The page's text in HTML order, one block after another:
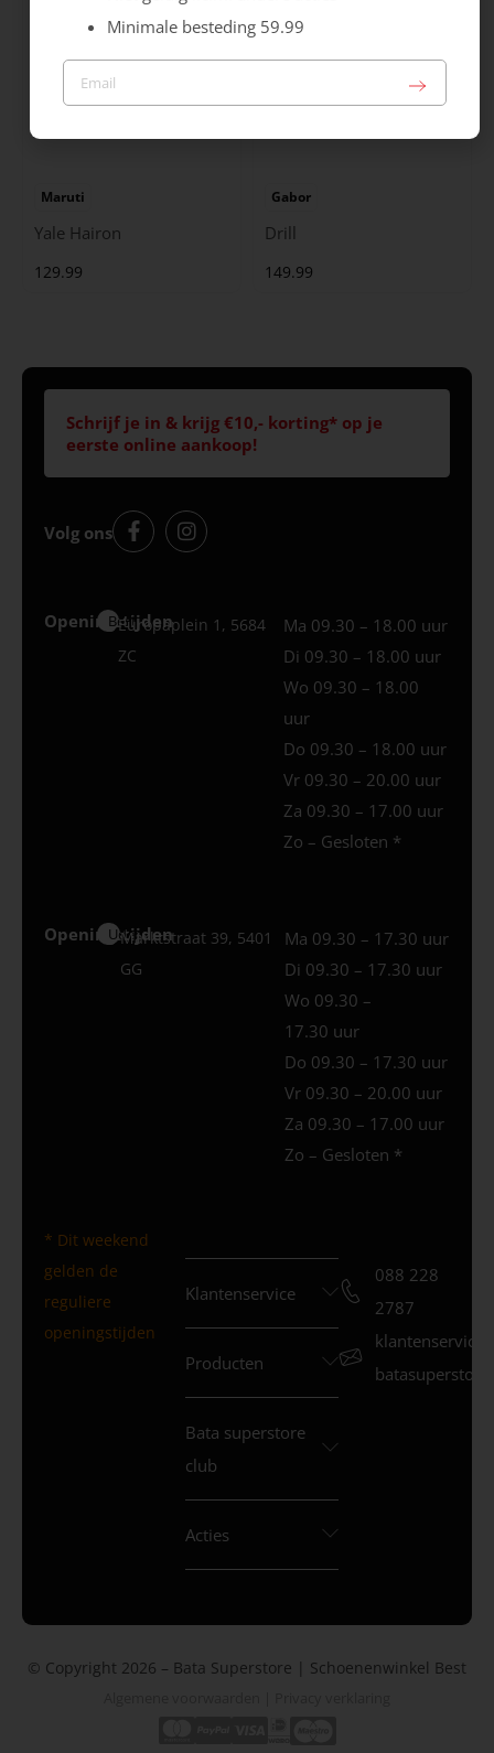
Maruti
Yale Hairon
129.99
Gabor
Drill
149.99
Schrijf je in & krijg €10,- korting* op je
eerste online aankoop!
Volg ons
Openingstijden
Best
Europaplein 1, 5684
ZC
Ma 09.30 – 18.00 uur
Di 09.30 – 18.00 uur
Wo 09.30 – 18.00
uur
Do 09.30 – 18.00 uur
Vr 09.30 – 20.00 uur
Za 09.30 – 17.00 uur
Zo – Gesloten *
Openingstijden
Uden
Marktstraat 39, 5401
GG
Ma 09.30 – 17.30 uur
Di 09.30 – 17.30 uur
Wo 09.30 –
17.30 uur
Do 09.30 – 17.30 uur
Vr 09.30 – 20.00 uur
Za 09.30 – 17.00 uur
Zo – Gesloten *
* Dit weekend
gelden de
reguliere
openingstijden
Klantenservice
Producten
Bata superstore
club
Acties
088 228
2787
© Copyright 2026 – Bata Superstore | Schoenenwinkel Best
Minimale besteding 59.99